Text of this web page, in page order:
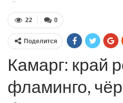
0
22
Поделится
Камарг: край
фламинго,